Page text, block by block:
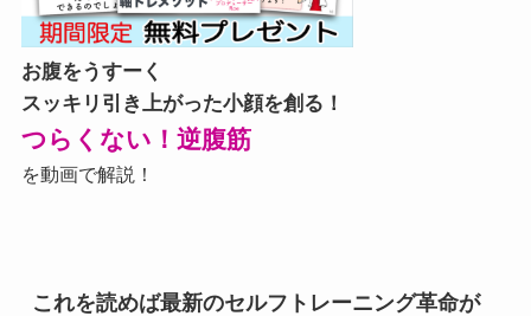
お腹をうすーく
スッキリ引き上がった小顔を創る！
つらくない！逆腹筋
を動画で解説！
これを読めば最新のセルフトレーニング革命が